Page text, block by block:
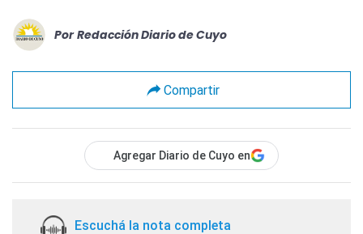
Por Redacción Diario de Cuyo
Compartir
Agregar Diario de Cuyo en
Escuchá la nota completa